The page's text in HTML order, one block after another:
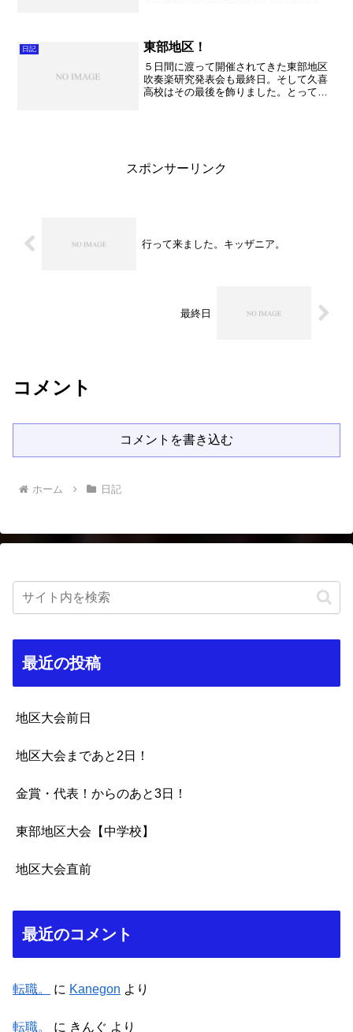
練習する以外に、外との交...
日記 東部地区！
５日間に渡って開催されてきた東部地区
吹奏楽研究発表会も最終日。そして久喜
高校はその最後を飾りました。とっても
スポンサーリンク
行って来ました。キッザニア。
最終日
コメント
コメントを書き込む
ホーム 日記
最近の投稿
地区大会前日
地区大会まであと2日！
金賞・代表！からのあと3日！
東部地区大会【中学校】
地区大会直前
最近のコメント
転職。 に Kanegon より
転職。 に きんぐ より